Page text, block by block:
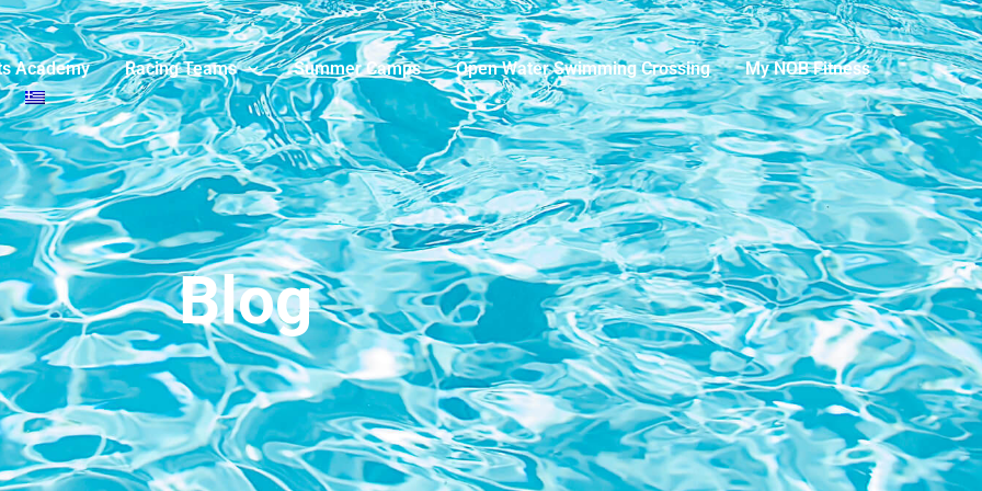
Academy Racing Teams Summer Camps Open Water Swimming Crossing
My NOB Fitness
Blog